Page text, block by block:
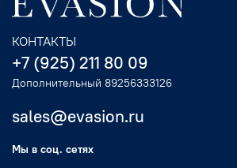
КОНТАКТЫ
+7 (925) 211 80 09
Дополнительный 89256333126
sales@evasion.ru
Мы в соц. сетях